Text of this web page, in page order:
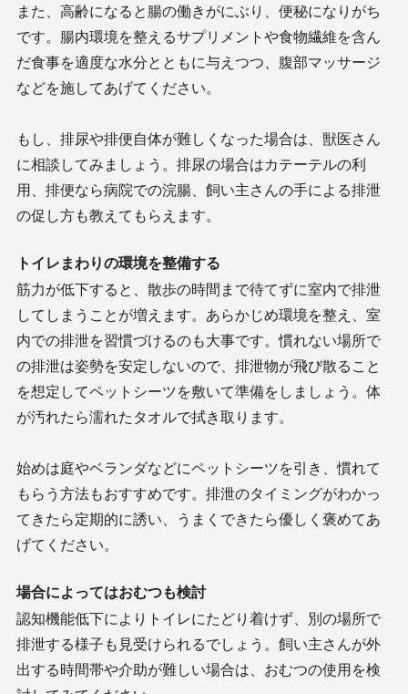
また、高齢になると腸の働きがにぶり、便秘になりがち
です。腸内環境を整えるサプリメントや食物繊維を含ん
だ食事を適度な水分とともに与えつつ、腹部マッサージ
などを施してあげてください。
もし、排尿や排便自体が難しくなった場合は、獣医さん
に相談してみましょう。排尿の場合はカテーテルの利
用、排便なら病院での浣腸、飼い主さんの手による排泄
の促し方も教えてもらえます。
トイレまわりの環境を整備する
筋力が低下すると、散歩の時間まで待てずに室内で排泄
してしまうことが増えます。あらかじめ環境を整え、室
内での排泄を習慣づけるのも大事です。慣れない場所で
の排泄は姿勢を安定しないので、排泄物が飛び散ること
を想定してペットシーツを敷いて準備をしましょう。体
が汚れたら濡れたタオルで拭き取ります。
始めは庭やベランダなどにペットシーツを引き、慣れて
もらう方法もおすすめです。排泄のタイミングがわかっ
てきたら定期的に誘い、うまくできたら優しく褒めてあ
げてください。
場合によってはおむつも検討
認知機能低下によりトイレにたどり着けず、別の場所で
排泄する様子も見受けられるでしょう。飼い主さんが外
出する時間帯や介助が難しい場合は、おむつの使用を検